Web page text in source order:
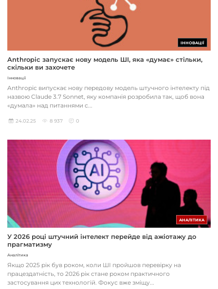
ІННОВАЦІЇ
Anthropic запускає нову модель ШІ, яка «думає» стільки,
скільки ви захочете
Інновації
Anthropic випускає нову передову модель штучного інтелекту під
назвою Claude 3.7 Sonnet, яку компанія розробила так, щоб вона
«думала» над питаннями с...
24.02.25 8 937 0
АНАЛІТИКА
У 2026 році штучний інтелект перейде від ажіотажу до
прагматизму
Аналітика
Якщо 2025 рік був роком, коли ШІ пройшов перевірку на
працездатність, то 2026 рік стане роком практичного
застосування цих технологій. Фокус вже зміщу...